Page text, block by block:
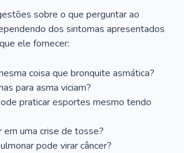
sobre o que perguntar ao
dos sintomas apresentados
ele fornecer:
coisa que bronquite asmática?
para asma viciam?
praticar esportes mesmo tendo
em uma crise de tosse?
pode virar câncer?